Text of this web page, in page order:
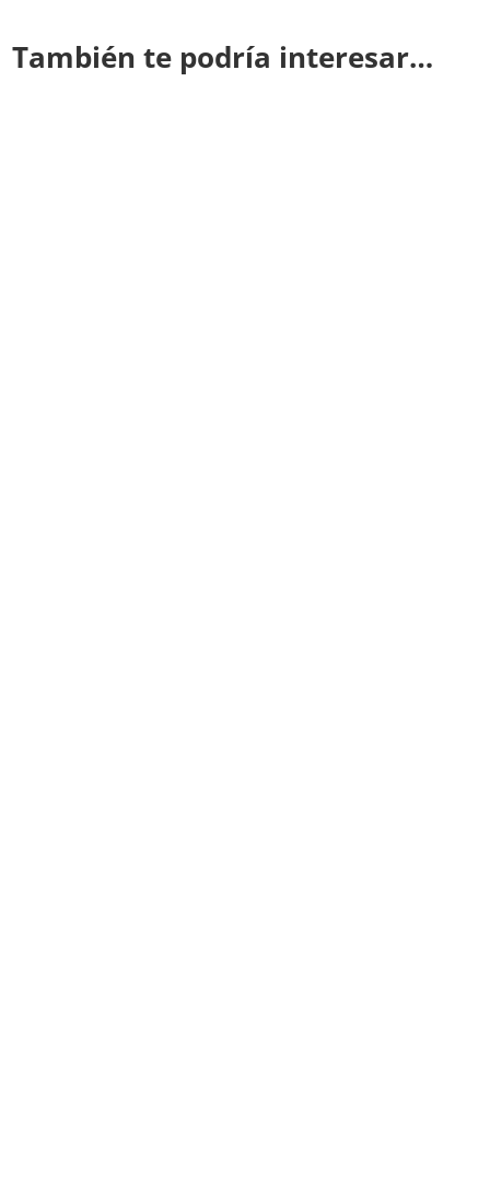
También te podría interesar…